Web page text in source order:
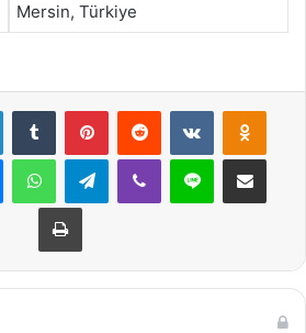
Mersin, Türkiye
LinkedInTumblr PinterestReddit VKontakte
MessengerWhatsAppTelegramViber Line E-Posta ile
Yazdır